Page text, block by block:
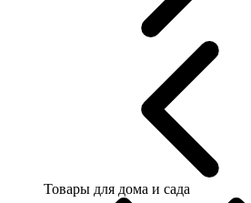
Товары для дома и сада